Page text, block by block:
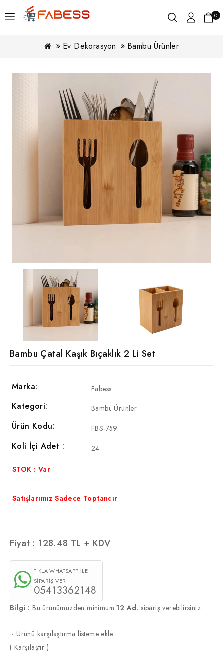
0
Ev Dekorasyon Bambu Ürünler
Bambu Çatal Kaşık Bıçaklık 2 Li Set
Marka: Fabess
Kategori: Bambu Ürünler
Ürün Kodu: FBS-759
Koli İçi Adet : 24
STOK : Var
Satışlarımız Sadece Toptandır
Fiyat : 128.48 TL + KDV
TIKLA WHATSAPP İLE
SİPARİŞ VER
05413362148
Bilgi : Bu ürünümüzden minimum12 Ad. sipariş verebilirsiniz.
·Ürünü karşılaştırma listeme ekle
( Karşılaştır )